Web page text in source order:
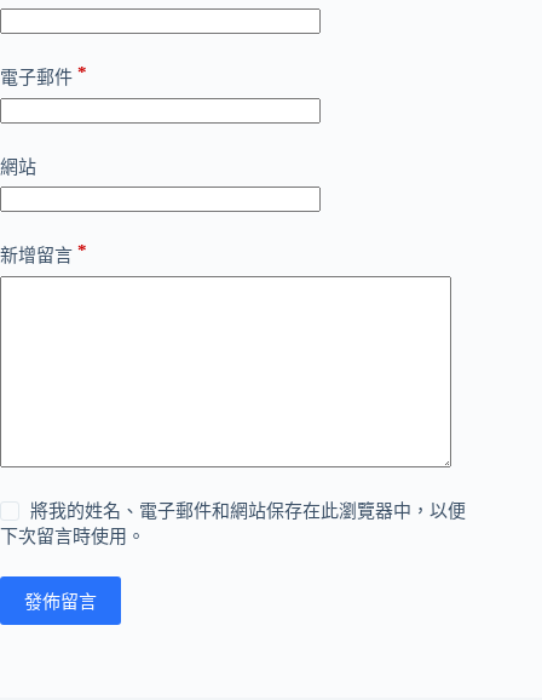
電子郵件 *
網站
新增留言 *
將我的姓名、電子郵件和網站保存在此瀏覽器中，以便
下次留言時使用。
發佈留言